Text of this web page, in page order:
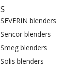
S
SEVERIN blenders
Sencor blenders
Smeg blenders
Solis blenders